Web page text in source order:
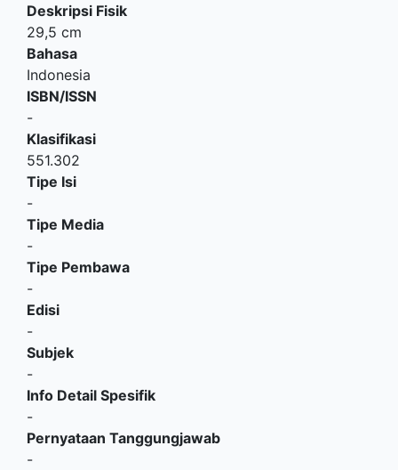
Deskripsi Fisik
29,5 cm
Bahasa
Indonesia
ISBN/ISSN
-
Klasifikasi
551.302
Tipe Isi
-
Tipe Media
-
Tipe Pembawa
-
Edisi
-
Subjek
-
Info Detail Spesifik
-
Pernyataan Tanggungjawab
-